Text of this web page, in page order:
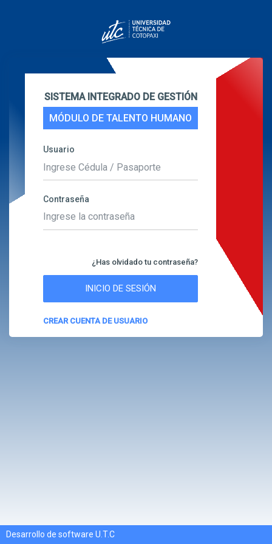
SISTEMA INTEGRADO DE GESTIÓN
MÓDULO DE TALENTO HUMANO
Usuario
Contraseña
¿Has olvidado tu contraseña?
CREAR CUENTA DE USUARIO
Desarrollo de software U.T.C